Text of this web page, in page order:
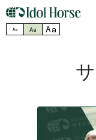
Aa Aa Aa